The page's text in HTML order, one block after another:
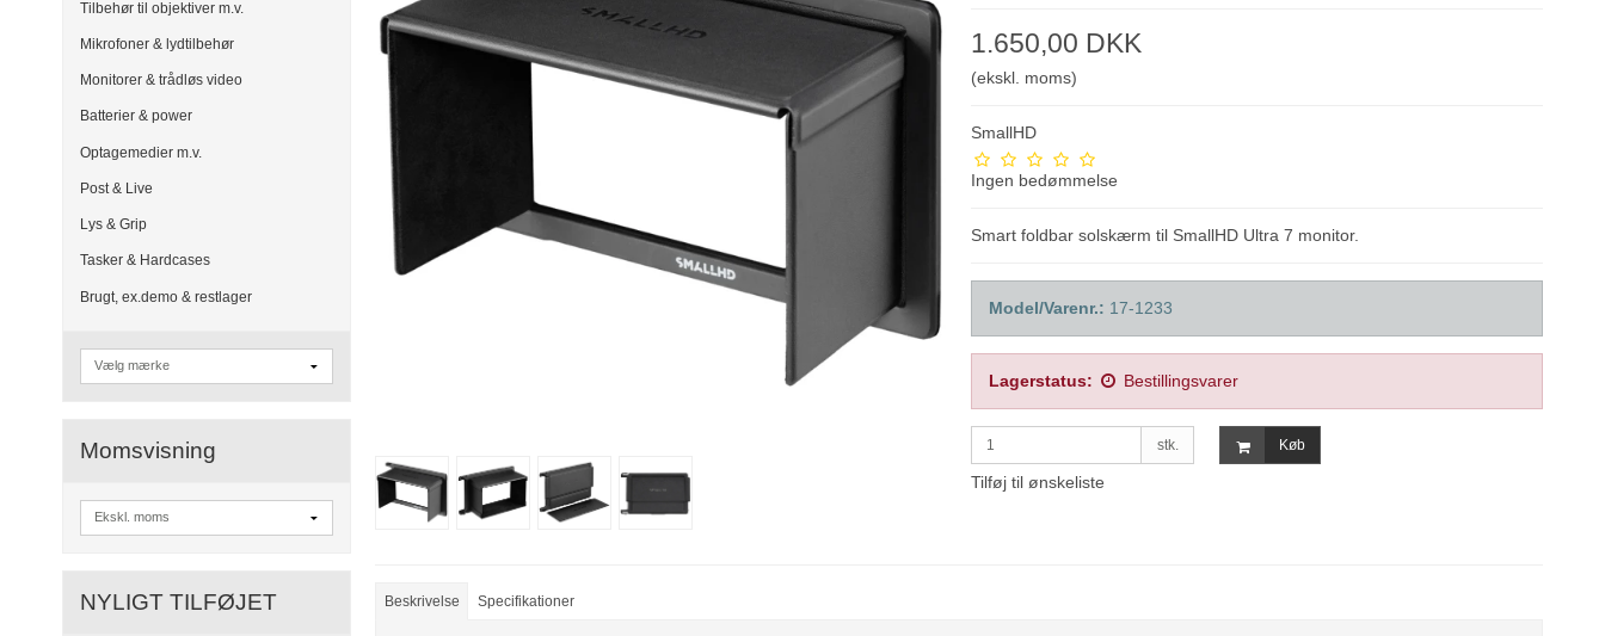
Tilbehør til objektiver m.v.
Mikrofoner & lydtilbehør
Monitorer & trådløs video
Batterier & power
Optagemedier m.v.
Post & Live
Lys & Grip
Tasker & Hardcases
Brugt, ex.demo & restlager
Momsvisning
NYLIGT TILFØJET
1.650,00 DKK
(ekskl. moms)
SmallHD
Ingen bedømmelse
Smart foldbar solskærm til SmallHD Ultra 7 monitor.
Model/Varenr.: 17-1233
Lagerstatus: Bestillingsvarer
stk. Køb
Tilføj til ønskeliste
Beskrivelse Specifikationer